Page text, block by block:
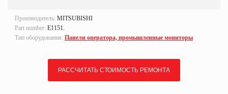
Производитель: MITSUBISHI
Part number: E1151.
Тип оборудования: Панели оператора, промышленные мониторы
РАССЧИТАТЬ СТОИМОСТЬ РЕМОНТА